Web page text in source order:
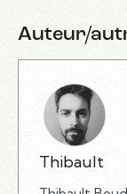
Auteur/
Thibault